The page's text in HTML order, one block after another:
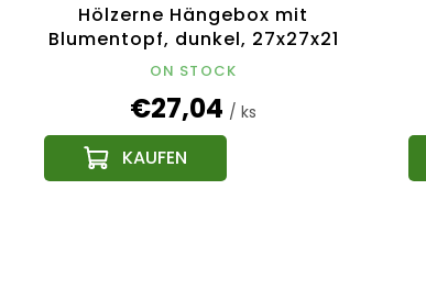
Hölzerne Hängebox mit
Blumentopf, dunkel, 27x27x21
cm, tschechisches Produkt
ON STOCK
€27,04 / ks